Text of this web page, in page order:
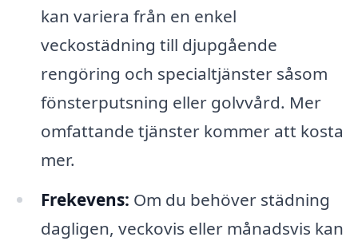
kan variera från en enkel
veckostädning till djupgående
rengöring och specialtjänster såsom
fönsterputsning eller golvvård. Mer
omfattande tjänster kommer att kosta
mer.
Frekevens: Om du behöver städning
dagligen, veckovis eller månadsvis kan